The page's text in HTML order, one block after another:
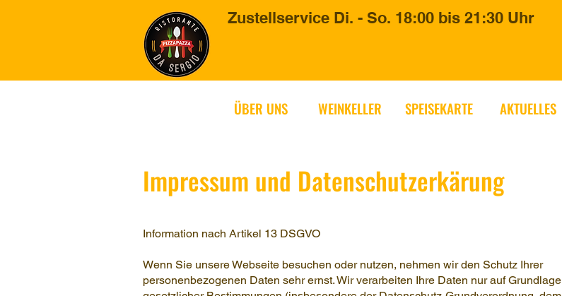
Zustellservice Di. - So. 18:00 bis 21:30 Uhr
ÜBER UNS WEINKELLER SPEISEKARTE AKTUELLES
Impressum und Datenschutzerkärung
Information nach Artikel 13 DSGVO
Wenn Sie unsere Webseite besuchen oder nutzen, nehmen wir den Schutz Ihrer
personenbezogenen Daten sehr ernst. Wir verarbeiten Ihre Daten nur auf Grundlage